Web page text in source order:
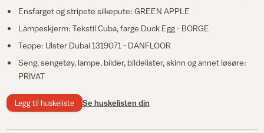
Ensfarget og stripete silkepute: GREEN APPLE
Lampeskjerm: Tekstil Cuba, farge Duck Egg - BORGE
Teppe: Ulster Dubai 1319071 - DANFLOOR
Seng, sengetøy, lampe, bilder, bildelister, skinn og annet løsøre:
PRIVAT
Legg til huskeliste Se huskelisten din